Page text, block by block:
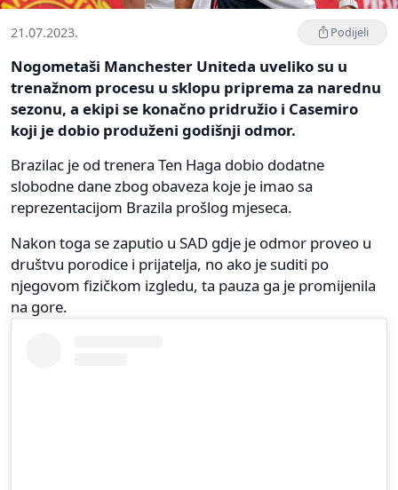
21.07.2023. Podijeli
Nogometaši Manchester Uniteda uveliko su u
trenažnom procesu u sklopu priprema za narednu
sezonu, a ekipi se konačno pridružio i Casemiro
koji je dobio produženi godišnji odmor.
Brazilac je od trenera Ten Haga dobio dodatne
slobodne dane zbog obaveza koje je imao sa
reprezentacijom Brazila prošlog mjeseca.
Nakon toga se zaputio u SAD gdje je odmor proveo u
društvu porodice i prijatelja, no ako je suditi po
njegovom fizičkom izgledu, ta pauza ga je promijenila
na gore.